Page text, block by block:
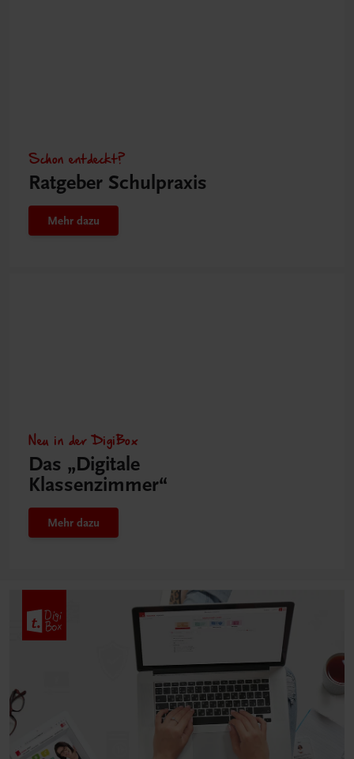
Schon entdeckt?
Ratgeber Schulpraxis
Mehr dazu
Neu in der DigiBox
Das „Digitale
Klassenzimmer“
Mehr dazu